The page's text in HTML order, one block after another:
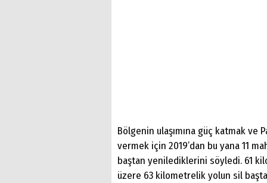
Bölgenin ulaşımına güç katmak ve
vermek için 2019’dan bu yana 11
baştan yenilediklerini söyledi. 61
üzere 63 kilometrelik yolun sil